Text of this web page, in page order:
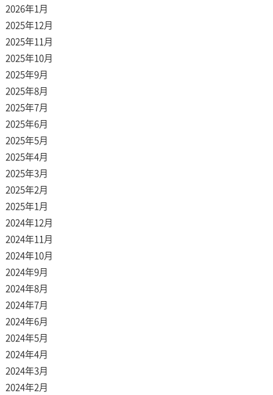
2026年1月
2025年12月
2025年11月
2025年10月
2025年9月
2025年8月
2025年7月
2025年6月
2025年5月
2025年4月
2025年3月
2025年2月
2025年1月
2024年12月
2024年11月
2024年10月
2024年9月
2024年8月
2024年7月
2024年6月
2024年5月
2024年4月
2024年3月
2024年2月